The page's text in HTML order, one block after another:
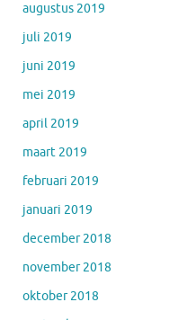
augustus 2019
juli 2019
juni 2019
mei 2019
april 2019
maart 2019
februari 2019
januari 2019
december 2018
november 2018
oktober 2018